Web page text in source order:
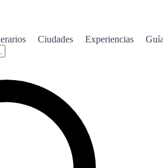
Ciudades Experiencias
de Avilés, donde sus calles
te transportarán a otra época.
destaca por su impresionante